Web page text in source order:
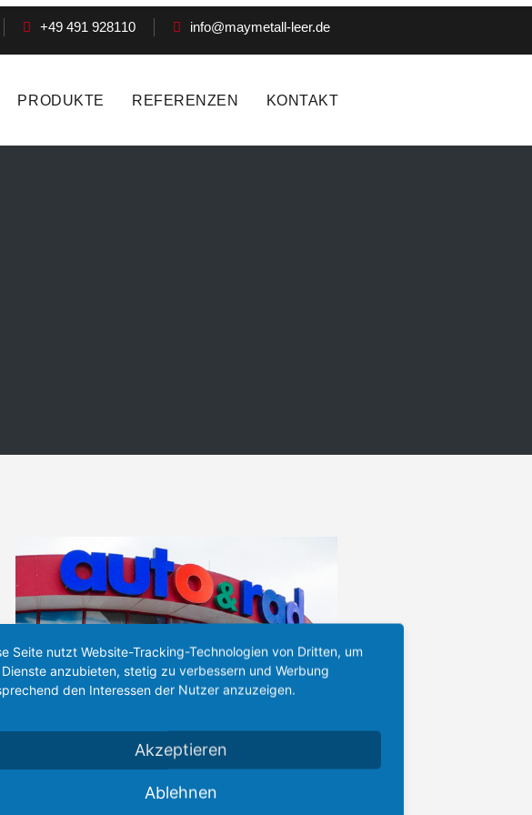
+49 491 928110 info@maymetall-leer.de
PRODUKTE REFERENZEN KONTAKT
Seite nutzt Website-Tracking-Technologien von Dritten, um
Dienste anzubieten, stetig zu verbessern und Werbung
den Interessen der Nutzer anzuzeigen.
Akzeptieren
Ablehnen